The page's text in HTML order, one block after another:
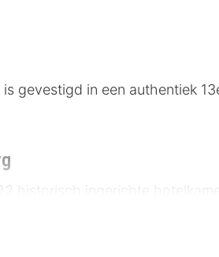
gevestigd in een authentiek
historisch ingerichte
bad en/of douche, toilet en